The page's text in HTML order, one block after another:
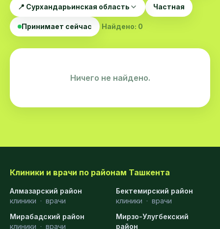
📍 Сурхандарьинская область Частная
Принимает сейчас Найдено: 0
Ничего не найдено.
Клиники и врачи по районам Ташкента
Алмазарский район
клиники · врачи
Бектемирский район
клиники · врачи
Мирабадский район
клиники · врачи
Мирзо-Улугбекский
район